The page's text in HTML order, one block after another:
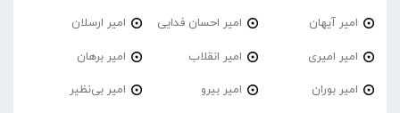
امیر آیهان امیر احسان فدایی امیر ارسلان
امیر امیری امیر انقلاب امیر برهان
امیر‌ بوران امیر بیرو امیر بی‌نظیر